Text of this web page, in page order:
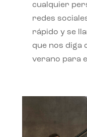
cualquier
redes
rápido y se
que nos diga
verano para